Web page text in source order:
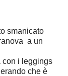
smanicato
a un
con i leggings
che è